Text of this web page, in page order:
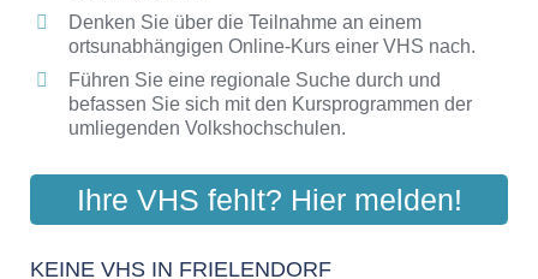
Denken Sie über die Teilnahme an einem
ortsunabhängigen Online-Kurs einer VHS nach.
Führen Sie eine regionale Suche durch und
befassen Sie sich mit den Kursprogrammen der
umliegenden Volkshochschulen.
Ihre VHS fehlt? Hier melden!
KEINE VHS IN FRIELENDORF